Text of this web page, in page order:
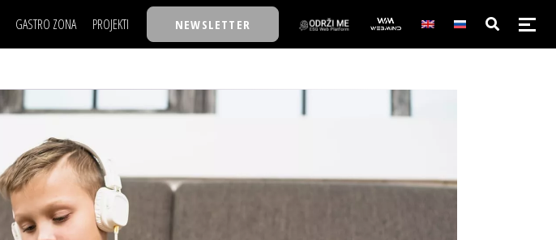
GASTRO ZONA PROJEKTI
TASTY TALKS
BIZBENDOVI
BIZKOLEGIJUM
NEWSLETTER
NAJKOLEGA
30 ISPOD 30
BACK TO OFFICE/SCHOOL
BIZKOLEGIJUM
BMW BIZNIS LIGA
BIZLIFE WEEK